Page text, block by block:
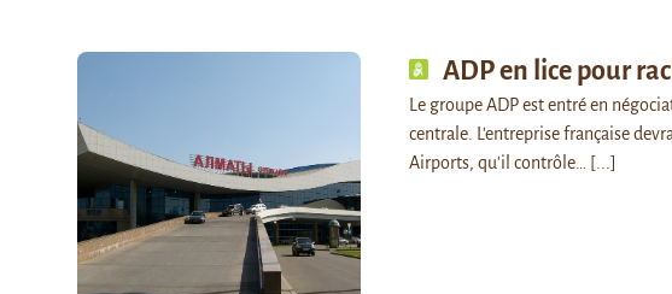
ADP en lice pour
Le groupe ADP est entré en
centrale. L'entreprise française
Airports, qu'il contrôle…
[...]